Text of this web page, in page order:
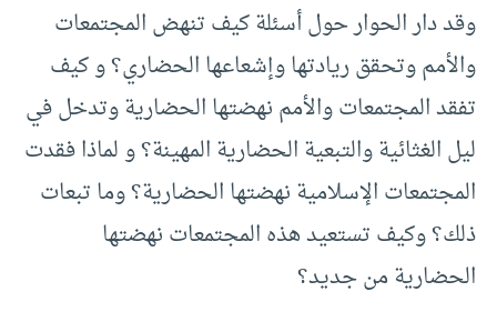
وقد دار الحوار حول أسئلة كيف تنهض المجتمعات
والأمم وتحقق ريادتها وإشعاعها الحضاري؟ و كيف
تفقد المجتمعات والأمم نهضتها الحضارية وتدخل في
ليل الغثائية والتبعية الحضارية المهينة؟ و لماذا فقدت
المجتمعات الإسلامية نهضتها الحضارية؟ وما تبعات
ذلك؟ وكيف تستعيد هذه المجتمعات نهضتها
الحضارية من جديد؟